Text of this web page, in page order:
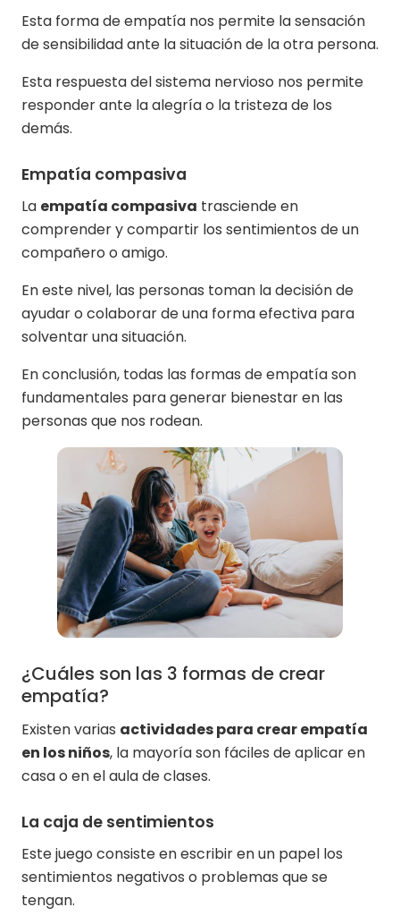
Esta forma de empatía nos permite la sensación
de sensibilidad ante la situación de la otra persona.
Esta respuesta del sistema nervioso nos permite
responder ante la alegría o la tristeza de los
demás.
Empatía compasiva
La empatía compasiva trasciende en
comprender y compartir los sentimientos de un
compañero o amigo.
En este nivel, las personas toman la decisión de
ayudar o colaborar de una forma efectiva para
solventar una situación.
En conclusión, todas las formas de empatía son
fundamentales para generar bienestar en las
personas que nos rodean.
¿Cuáles son las 3 formas de crear
empatía?
Existen varias actividades para crear empatía
en los niños, la mayoría son fáciles de aplicar en
casa o en el aula de clases.
La caja de sentimientos
Este juego consiste en escribir en un papel los
sentimientos negativos o problemas que se
tengan.